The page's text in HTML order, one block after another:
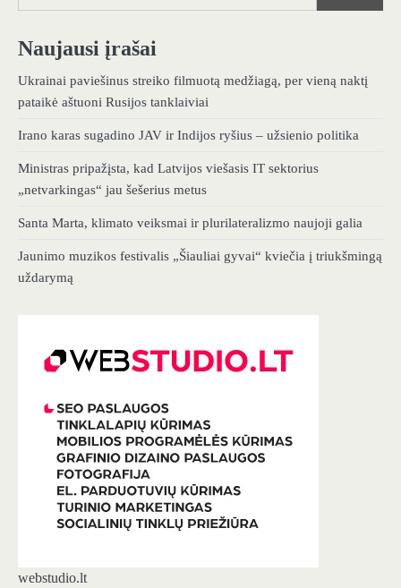
Naujausi įrašai
Ukrainai paviešinus streiko filmuotą medžiagą, per vieną naktį
pataikė aštuoni Rusijos tanklaiviai
Irano karas sugadino JAV ir Indijos ryšius – užsienio politika
Ministras pripažįsta, kad Latvijos viešasis IT sektorius
„netvarkingas“ jau šešerius metus
Santa Marta, klimato veiksmai ir plurilateralizmo naujoji galia
Jaunimo muzikos festivalis „Šiauliai gyvai“ kviečia į triukšmingą
uždarymą
webstudio.lt